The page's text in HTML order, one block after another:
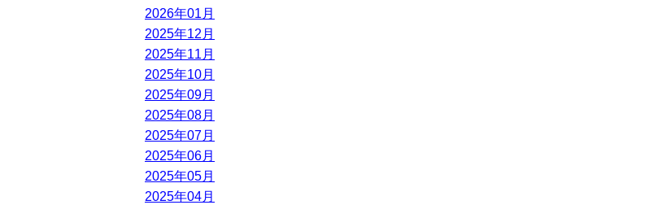
2026年01月
2025年12月
2025年11月
2025年10月
2025年09月
2025年08月
2025年07月
2025年06月
2025年05月
2025年04月